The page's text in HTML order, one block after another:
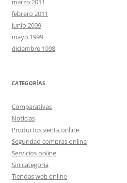
marzo 2011
febrero 2011
junio 2009
mayo 1999
diciembre 1998
CATEGORÍAS
Comparativas
Noticias
Productos venta online
Seguridad compras online
Servicios online
Sin categoría
Tiendas web online